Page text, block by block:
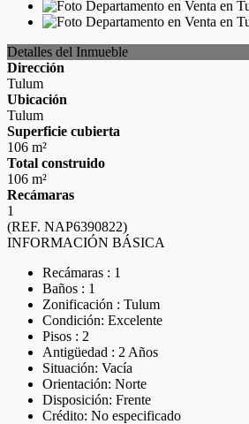
Detalles del Inmueble
Dirección
Tulum
Ubicación
Tulum
Superficie cubierta
106 m²
Total construido
106 m²
Recámaras
1
(REF. NAP6390822)
INFORMACIÓN BÁSICA
Recámaras : 1
Baños : 1
Zonificación : Tulum
Condición: Excelente
Pisos : 2
Antigüedad : 2 Años
Situación: Vacía
Orientación: Norte
Disposición: Frente
Crédito: No especificado